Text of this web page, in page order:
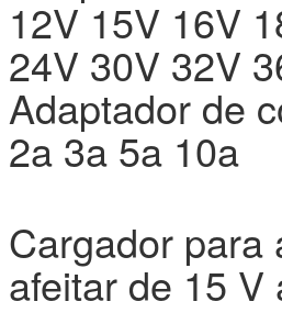
12V 15V 16V
24V 30V 32V
Adaptador de
2a 3a 5a 10a
Cargador para
afeitar de 15 V